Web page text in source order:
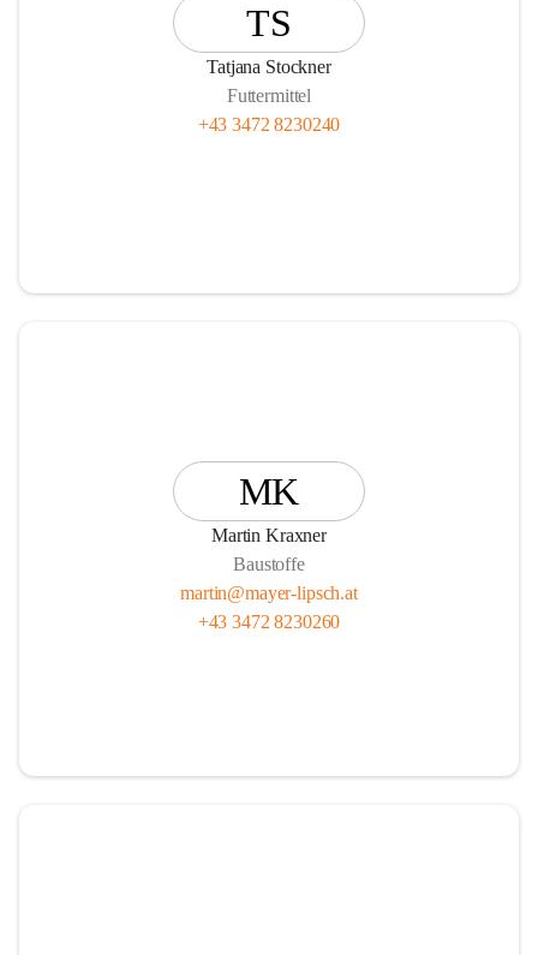
TS
Tatjana Stockner
Futtermittel
+43 3472 8230240
MK
Martin Kraxner
Baustoffe
martin@mayer-lipsch.at
+43 3472 8230260